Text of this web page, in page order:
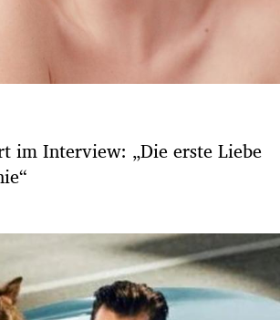
im Interview: „Die erste Liebe